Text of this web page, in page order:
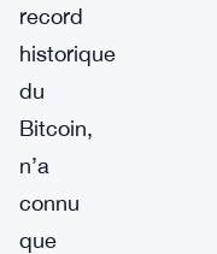
record
historique
du
Bitcoin,
n’a
connu
que